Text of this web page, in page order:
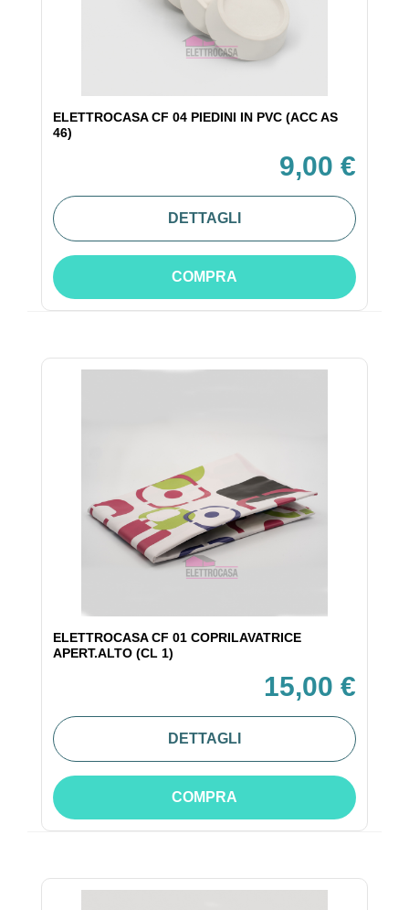
ELETTROCASA CF 04 PIEDINI IN PVC (ACC AS
46)
9,00 €
DETTAGLI
COMPRA
ELETTROCASA CF 01 COPRILAVATRICE
APERT.ALTO (CL 1)
15,00 €
DETTAGLI
COMPRA